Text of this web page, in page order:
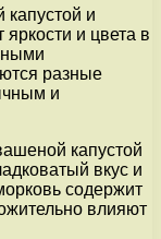
и
и цвета в
разные
и
капустой
вкус и
содержит
влияют